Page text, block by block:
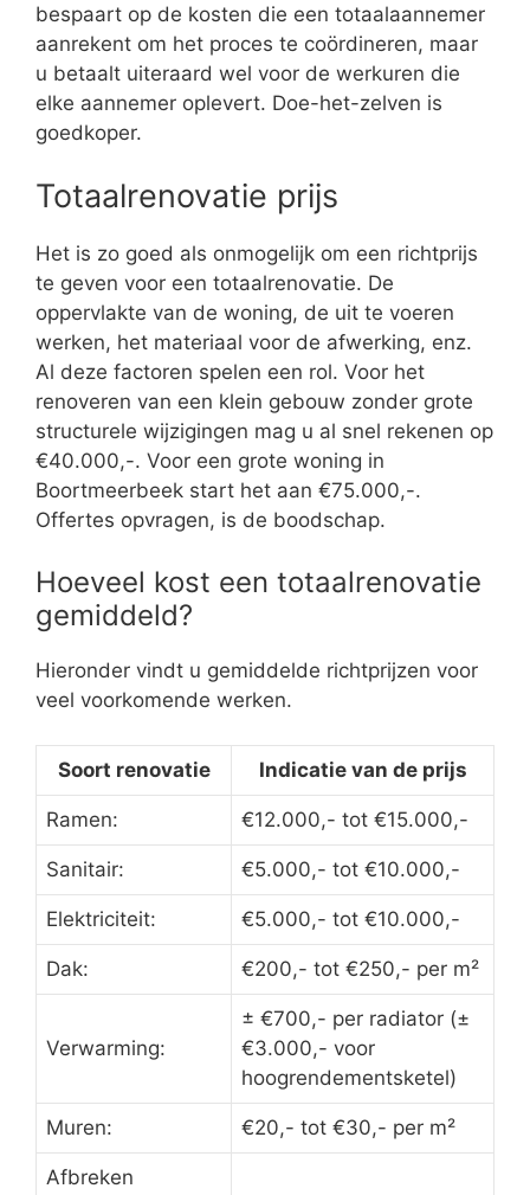
bespaart op de kosten die een totaalaannemer
aanrekent om het proces te coördineren, maar
u betaalt uiteraard wel voor de werkuren die
elke aannemer oplevert. Doe-het-zelven is
goedkoper.
Totaalrenovatie prijs
Het is zo goed als onmogelijk om een richtprijs
te geven voor een totaalrenovatie. De
oppervlakte van de woning, de uit te voeren
werken, het materiaal voor de afwerking, enz.
Al deze factoren spelen een rol. Voor het
renoveren van een klein gebouw zonder grote
structurele wijzigingen mag u al snel rekenen op
€40.000,-. Voor een grote woning in
Boortmeerbeek start het aan €75.000,-.
Offertes opvragen, is de boodschap.
Hoeveel kost een totaalrenovatie
gemiddeld?
Hieronder vindt u gemiddelde richtprijzen voor
veel voorkomende werken.
Soort renovatie Indicatie van de prijs
Ramen: €12.000,- tot €15.000,-
Sanitair: €5.000,- tot €10.000,-
Elektriciteit: €5.000,- tot €10.000,-
Dak: €200,- tot €250,- per m²
Verwarming:
± €700,- per radiator (±
€3.000,- voor
hoogrendementsketel)
Muren: €20,- tot €30,- per m²
Afbreken